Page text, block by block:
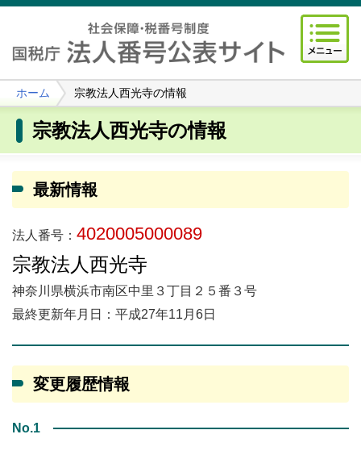
ホーム 宗教法人西光寺の情報
宗教法人西光寺の情報
最新情報
法人番号： 4020005000089
宗教法人西光寺
神奈川県横浜市南区中里３丁目２５番３号
最終更新年月日：平成27年11月6日
変更履歴情報
No.1